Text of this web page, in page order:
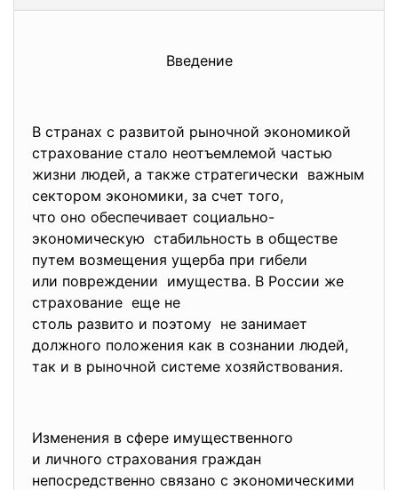
Введение
В странах с развитой рыночной экономикой
страхование стало неотъемлемой частью
жизни людей, а также стратегически важным
сектором экономики, за счет того,
что оно обеспечивает социально-
экономическую стабильность в обществе
путем возмещения ущерба при гибели
или повреждении имущества. В России же
страхование еще не
столь развито и поэтому не занимает
должного положения как в сознании людей,
так и в рыночной системе хозяйствования.
Изменения в сфере имущественного
и личного страхования граждан
непосредственно связано с экономическими